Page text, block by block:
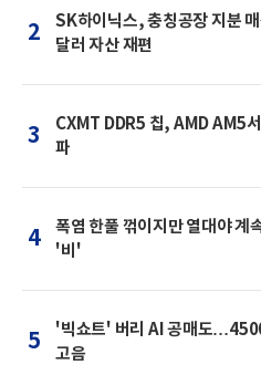
2
SK하이닉스, 충칭공장 지분
달러 자산 재편
3
CXMT DDR5 칩, AMD AM5
파
4
폭염 한풀 꺾이지만 열대야
'비'
5
'빅쇼트' 버리 AI 공매도
고음